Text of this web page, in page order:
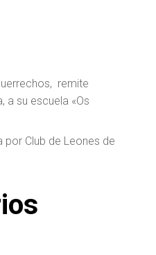
remite
a su escuela «Os
por Club de Leones de